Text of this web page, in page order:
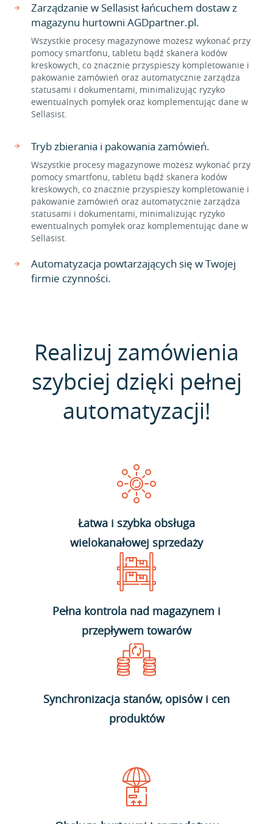
Zarządzanie w Sellasist łańcuchem dostaw z
magazynu hurtowni AGDpartner.pl.
Wszystkie procesy magazynowe możesz wykonać przy
pomocy smartfonu, tabletu bądź skanera kodów
kreskowych, co znacznie przyspieszy kompletowanie i
pakowanie zamówień oraz automatycznie zarządza
statusami i dokumentami, minimalizując ryzyko
ewentualnych pomyłek oraz komplementując dane w
Sellasist.
Tryb zbierania i pakowania zamówień.
Wszystkie procesy magazynowe możesz wykonać przy
pomocy smartfonu, tabletu bądź skanera kodów
kreskowych, co znacznie przyspieszy kompletowanie i
pakowanie zamówień oraz automatycznie zarządza
statusami i dokumentami, minimalizując ryzyko
ewentualnych pomyłek oraz komplementując dane w
Sellasist.
Automatyzacja powtarzających się w Twojej
firmie czynności.
Realizuj zamówienia
szybciej dzięki pełnej
automatyzacji!
Łatwa i szybka obsługa
wielokanałowej sprzedaży
Pełna kontrola nad magazynem i
przepływem towarów
Synchronizacja stanów, opisów i cen
produktów